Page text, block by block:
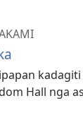
Hall nga